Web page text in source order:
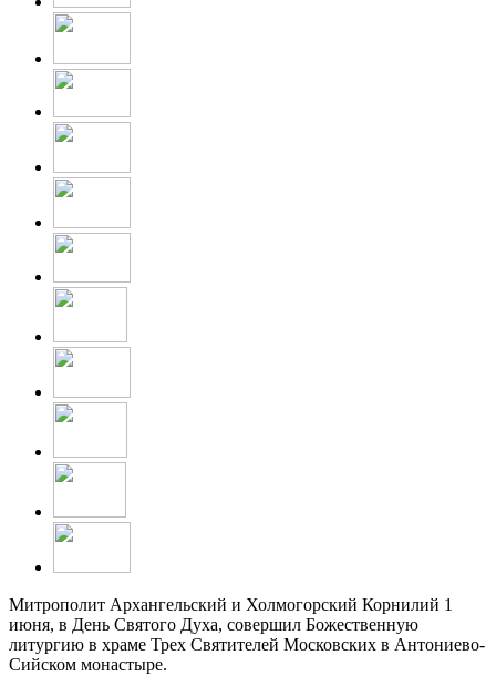
Митрополит Архангельский и Холмогорский Корнилий 1
июня, в День Святого Духа, совершил Божественную
литургию в храме Трех Святителей Московских в Антониево-
Сийском монастыре.